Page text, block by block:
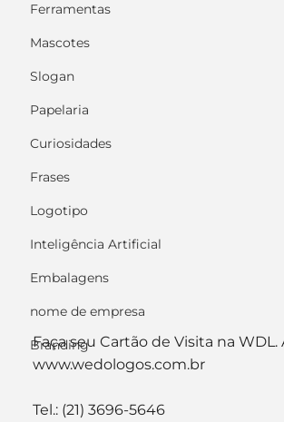
Ferramentas
Mascotes
Slogan
Papelaria
Curiosidades
Frases
Logotipo
Inteligência Artificial
Embalagens
nome de empresa
Branding
Faça seu Cartão de Visita na WDL.
www.wedologos.com.br
Tel.: (21) 3696-5646